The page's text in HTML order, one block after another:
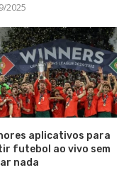
2025
aplicativos para
futebol ao vivo sem
nada